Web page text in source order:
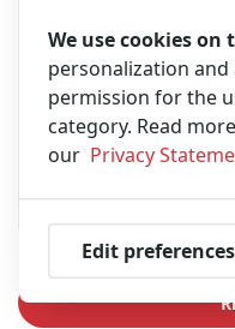
We use cookies on
personalization and
permission for the
category. Read
our Privacy
Edit preferences